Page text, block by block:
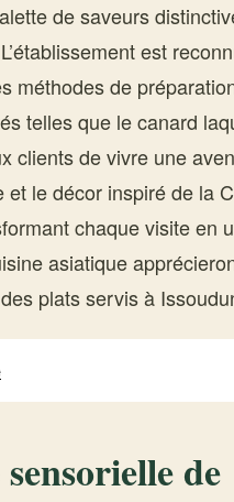
de saveurs
est
méthodes de
telles que le canard
clients de vivre une
et le décor inspiré de la
chaque visite en
asiatique
plats servis à
de